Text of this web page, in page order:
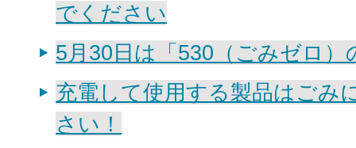
でください
5月30日は「530（ごみゼロ）
充電して使用する製品はごみ
さい！